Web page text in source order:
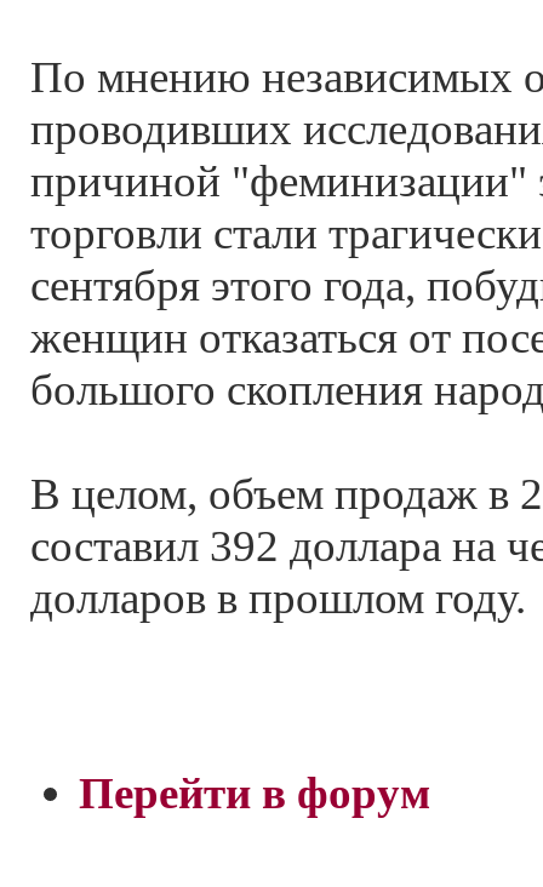
По мнению независимых
проводивших
причиной "феминизации"
торговли стали
сентября этого года,
женщин отказаться от
большого скопления
В целом, объем продаж в
составил 392 доллара на
долларов в прошлом году.
Перейти в форум